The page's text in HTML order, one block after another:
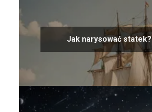
Jak narysować statek?